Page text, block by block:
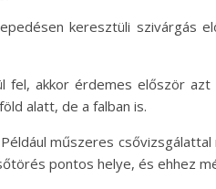
keresztüli szivárgás
fel, akkor érdemes először
alatt, de a falban is.
műszeres
pontos helye, és ehhez